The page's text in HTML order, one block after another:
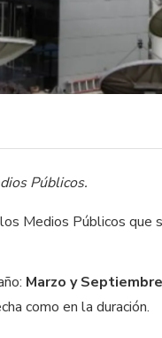
Públicos.
Medios Públicos
Marzo y
como en la duración.